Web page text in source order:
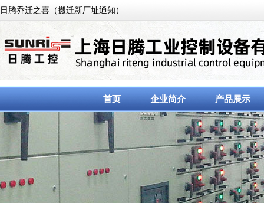
日腾乔迁之喜（搬迁新厂址通知）
首页 企业简介 产品展示